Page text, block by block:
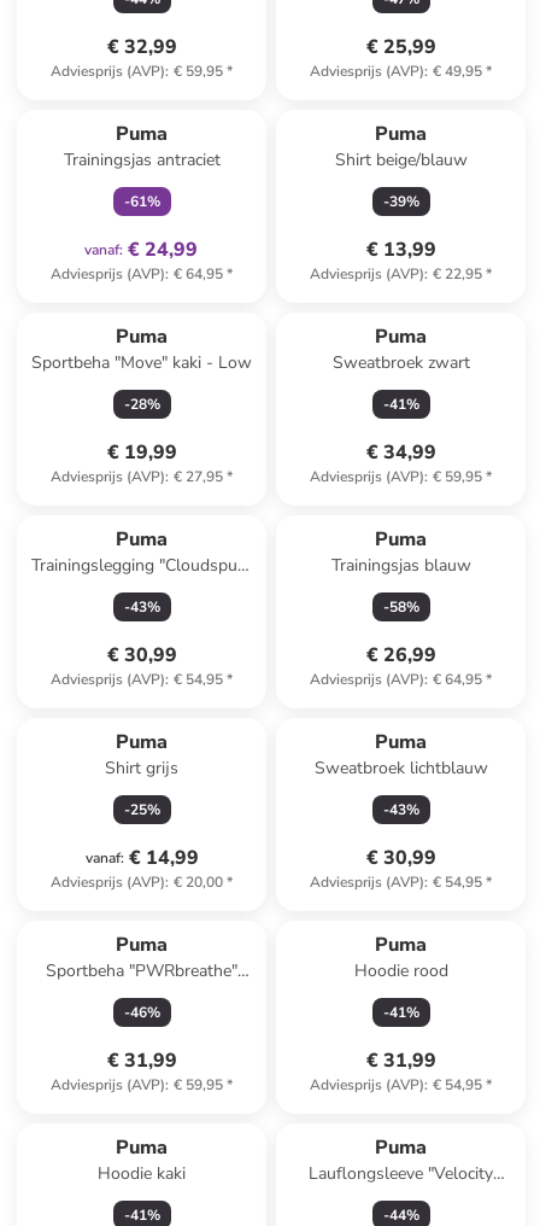
€ 32,99
Adviesprijs (AVP): € 59,95*
€ 25,99
Adviesprijs (AVP): € 49,95*
Puma
Trainingsjas antraciet
-61%
vanaf: € 24,99
Adviesprijs (AVP): € 64,95*
Puma
Shirt beige/blauw
-39%
€ 13,99
Adviesprijs (AVP): € 22,95*
Puma
Sportbeha "Move" kaki - Low
-28%
€ 19,99
Adviesprijs (AVP): € 27,95*
Puma
Sweatbroek zwart
-41%
€ 34,99
Adviesprijs (AVP): € 59,95*
Puma
Trainingslegging "Cloudspun"
paars
-43%
€ 30,99
Adviesprijs (AVP): € 54,95*
Puma
Trainingsjas blauw
-58%
€ 26,99
Adviesprijs (AVP): € 64,95*
Puma
Shirt grijs
-25%
vanaf: € 14,99
Adviesprijs (AVP): € 20,00*
Puma
Sweatbroek lichtblauw
-43%
€ 30,99
Adviesprijs (AVP): € 54,95*
Puma
Sportbeha "PWRbreathe"
rood - High
-46%
€ 31,99
Adviesprijs (AVP): € 59,95*
Puma
Hoodie rood
-41%
€ 31,99
Adviesprijs (AVP): € 54,95*
Puma
Hoodie kaki
-41%
Puma
Lauflongsleeve "Velocity
Cloudspun" rood
-44%